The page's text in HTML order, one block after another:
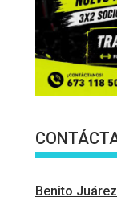
Benito